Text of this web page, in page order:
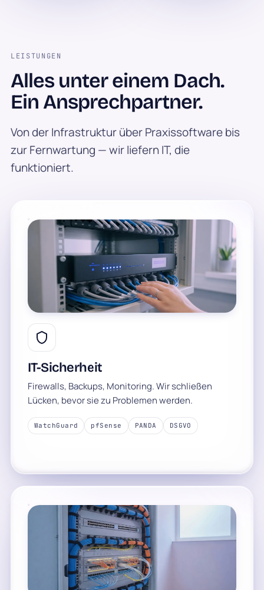
LEISTUNGEN
Alles unter einem Dach.
Ein Ansprechpartner.
Von der Infrastruktur über Praxissoftware bis
zur Fernwartung — wir liefern IT, die
funktioniert.
IT-Sicherheit
Firewalls, Backups, Monitoring. Wir schließen
Lücken, bevor sie zu Problemen werden.
WatchGuard pfSense PANDA DSGVO